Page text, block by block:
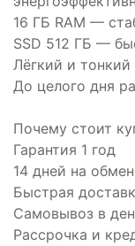
16 ГБ RAM —
SSD 512 ГБ —
Лёгкий и тонкий
До целого дня
Почему стоит
Гарантия 1 год
14 дней на
Быстрая
Самовывоз в
Рассрочка и